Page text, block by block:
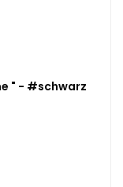
" - #schwarz